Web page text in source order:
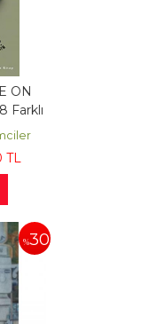
ON
Farklı
TL
%30